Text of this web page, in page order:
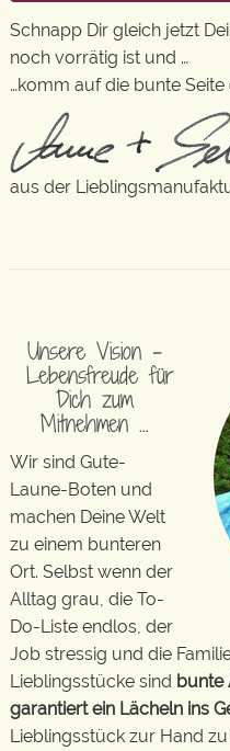
Schnapp Dir gleich jetzt
noch vorrätig ist und …
…komm auf die bunte Seite
aus der
Unsere Vision –
Lebensfreude für
Dich zum
Mitnehmen …
Wir sind Gute-
Laune-Boten und
machen Deine Welt
zu einem bunteren
Ort. Selbst wenn der
Alltag grau, die To-
Do-Liste endlos, der
Job stressig und die
Lieblingsstücke sind bunte
garantiert ein Lächeln ins
Lieblingsstück zur Hand